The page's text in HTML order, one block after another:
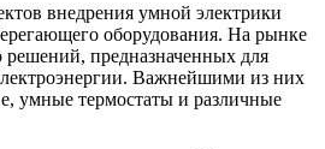
внедрения умной электрики
оборудования. На рынке
решений, предназначенных для
Важнейшими из них
умные термостаты и различные